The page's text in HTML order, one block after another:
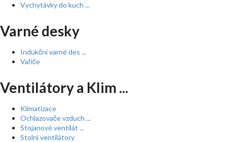
Vychytávky do kuch ...
Varné desky
Indukční varné des ...
Vařiče
Ventilátory a Klim ...
Klimatizace
Ochlazovače vzduch ...
Stojanové ventilát ...
Stolní ventilátory